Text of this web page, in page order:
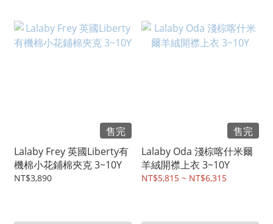
售完
Lalaby Frey 英國Liberty有
機棉小花鋪棉夾克 3~10Y
NT$3,890
售完
Lalaby Oda 淺棕喀什米爾
羊絨開襟上衣 3~10Y
NT$5,815 ~ NT$6,315